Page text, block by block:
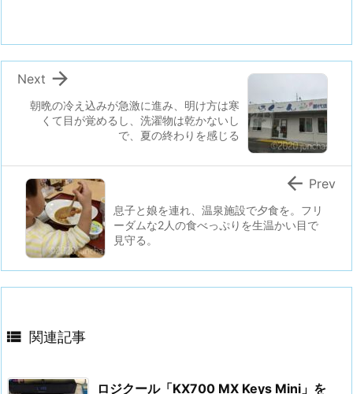
朝晩の冷え込みが急激に進み、明け方は寒
くて目が覚めるし、洗濯物は乾かないし
で、夏の終わりを感じる

Next
息子と娘を連れ、温泉施設で夕食を。フリ
ーダムな2人の食べっぷりを生温かい目で
見守る。
 Prev
 関連記事
ロジクール「KX700 MX Keys Mini」を